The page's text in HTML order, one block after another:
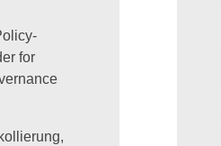
for